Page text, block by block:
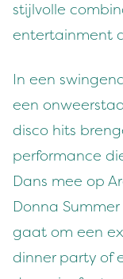
stijlvolle
entertainment
In een
een
disco hits
performance
Dans mee op
Donna
gaat om een
dinner party of